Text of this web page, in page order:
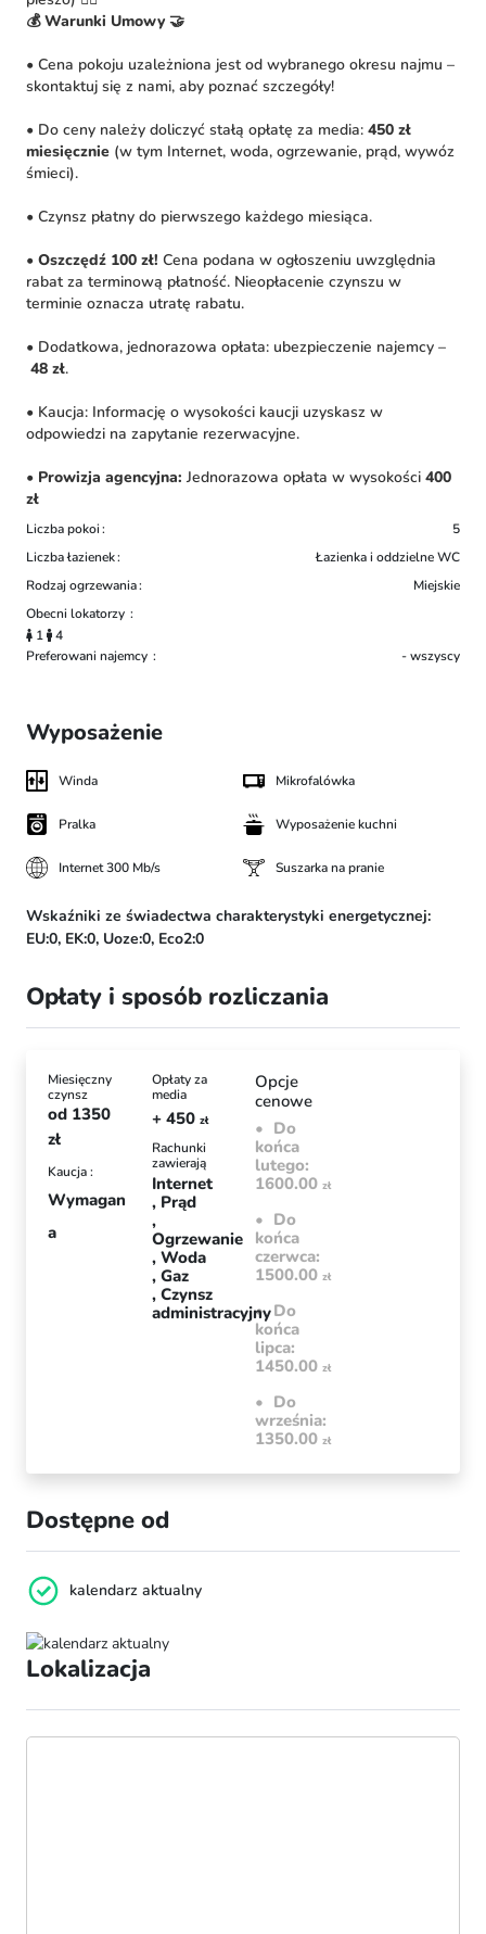
💰 Warunki Umowy 🤝
• Cena pokoju uzależniona jest od wybranego okresu najmu –
skontaktuj się z nami, aby poznać szczegóły!
• Do ceny należy doliczyć stałą opłatę za media: 450 zł
miesięcznie (w tym Internet, woda, ogrzewanie, prąd, wywóz
śmieci).
• Czynsz płatny do pierwszego każdego miesiąca.
• Oszczędź 100 zł! Cena podana w ogłoszeniu uwzględnia
rabat za terminową płatność. Nieopłacenie czynszu w
terminie oznacza utratę rabatu.
• Dodatkowa, jednorazowa opłata: ubezpieczenie najemcy –
48 zł.
• Kaucja: Informację o wysokości kaucji uzyskasz w
odpowiedzi na zapytanie rezerwacyjne.
• Prowizja agencyjna: Jednorazowa opłata w wysokości 400
zł
Liczba pokoi
5
Liczba łazienek
Łazienka i oddzielne WC
Rodzaj ogrzewania
Miejskie
Obecni lokatorzy
1
4
Preferowani najemcy
- wszyscy
Wyposażenie
Winda Mikrofalówka
Pralka Wyposażenie kuchni
Internet 300 Mb/s Suszarka na pranie
Wskaźniki ze świadectwa charakterystyki energetycznej:
EU:0, EK:0, Uoze:0, Eco2:0
Opłaty i sposób rozliczania
Miesięczny
czynsz
od 1350
zł
Kaucja :
Wymagan
a
Opłaty za
media
+ 450 zł
Rachunki
zawierają
Internet
Prąd
Ogrzewanie
Woda
Gaz
Czynsz
administracyjny
Opcje
cenowe
Do
końca
lutego:
1600.00 zł
Do
końca
czerwca:
1500.00 zł
Do
końca
lipca:
1450.00 zł
Do
września:
1350.00 zł
Dostępne od
kalendarz aktualny
Lokalizacja